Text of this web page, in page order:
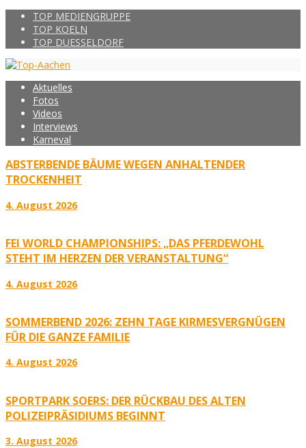
TOP MEDIENGRUPPE
TOP KOELN
TOP DUESSELDORF
Aktuelles
Fotos
Videos
Interviews
Karneval
ABSTERBENDE BÄUME WEGEN ANHALTENDER
TROCKENHEIT
4. August 2026
FEI WORLD CHAMPIONSHIPS: „DAS PFERDEWOHL
STEHT IM HERZEN DER VERANSTALTUNG“
4. August 2026
SOMMERBEND 2026: ZEHN TAGE KIRMESVERGNÜGEN
FÜR DIE GANZE FAMILIE
4. August 2026
SPORTPARK SOERS: DER RÜCKBAU DES ALTEN
POLIZEIPRÄSIDIUMS BEGINNT
3. August 2026